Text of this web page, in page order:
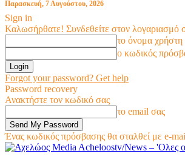
Παρασκευή, 7 Αυγούστου, 2026
Sign in
Καλωσήρθατε! Συνδεθείτε στον λογαριασμό
το όνομα χρήστη
ο κωδικός
Forgot your password? Get help
Password recovery
Ανακτήστε τον κωδικό σας
το email σας
Ένας κωδικός πρόσβασης θα σταλθεί με e-
Acheloostv/News – 'Ολες